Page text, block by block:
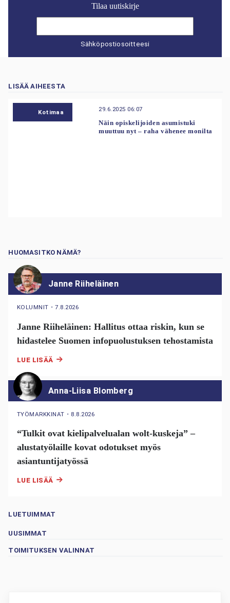
Tilaa uutiskirje
Sähköpostiosoitteesi
LISÄÄ AIHEESTA
Kotimaa 29.6.2025 06:07
Näin opiskelijoiden asumistuki
muuttuu nyt – raha vähenee monilta
HUOMASITKO NÄMÄ?
Janne Riiheläinen
KOLUMNIT ・7.8.2026
Janne Riiheläinen: Hallitus ottaa riskin, kun se
hidastelee Suomen infopuolustuksen tehostamista
LUE LISÄÄ
Anna-Liisa Blomberg
TYÖMARKKINAT ・ 8.8.2026
“Tulkit ovat kielipalvelualan wolt-kuskeja” –
alustatyölaille kovat odotukset myös
asiantuntijatyössä
LUE LISÄÄ
LUETUIMMAT
UUSIMMAT
TOIMITUKSEN VALINNAT